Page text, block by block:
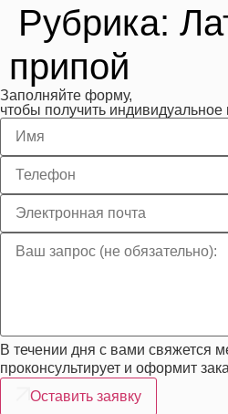
Рубрика:
припой
Заполняйте форму,
чтобы получить
В течении дня с вами свяжется
проконсультирует и оформит
Оставить заявку